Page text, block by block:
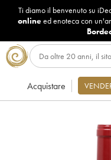
Ti diamo il benvenuto su
onlineed enoteca con
Acquistare